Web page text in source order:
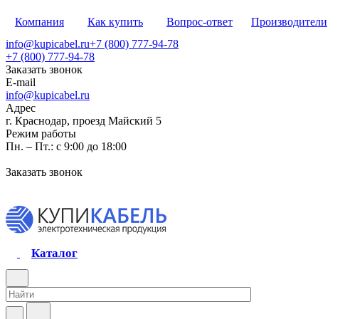
Компания Как купить Вопрос-ответ Производители
info@kupicabel.ru+7 (800) 777-94-78
+7 (800) 777-94-78
Заказать звонок
E-mail
info@kupicabel.ru
Адрес
г. Краснодар, проезд Майский 5
Режим работы
Пн. – Пт.: с 9:00 до 18:00
Заказать звонок
Каталог